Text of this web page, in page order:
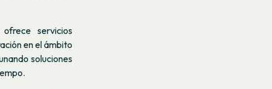
servicios
en el ámbito
soluciones